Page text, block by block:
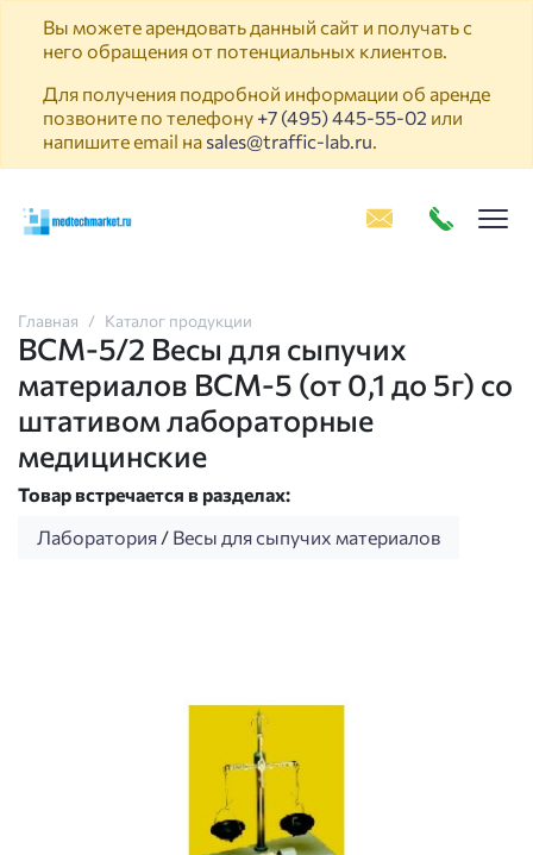
Вы можете арендовать данный сайт и получать с
него обращения от потенциальных клиентов.
Для получения подробной информации об аренде
позвоните по телефону +7 (495) 445-55-02 или
напишите email на sales@traffic-lab.ru.
Главная Каталог продукции
ВСМ-5/2 Весы для сыпучих
материалов ВСМ-5 (от 0,1 до 5г) со
штативом лабораторные
медицинские
Товар встречается в разделах:
Лаборатория / Весы для сыпучих материалов